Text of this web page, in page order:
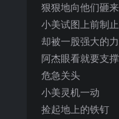
狠狠地向他们砸来
小美试图上前制止
却被一股强大的
阿杰眼看就要支
危急关头
小美灵机一动
捡起地上的铁钉